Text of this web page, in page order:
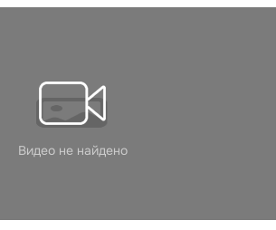
Видео не найдено